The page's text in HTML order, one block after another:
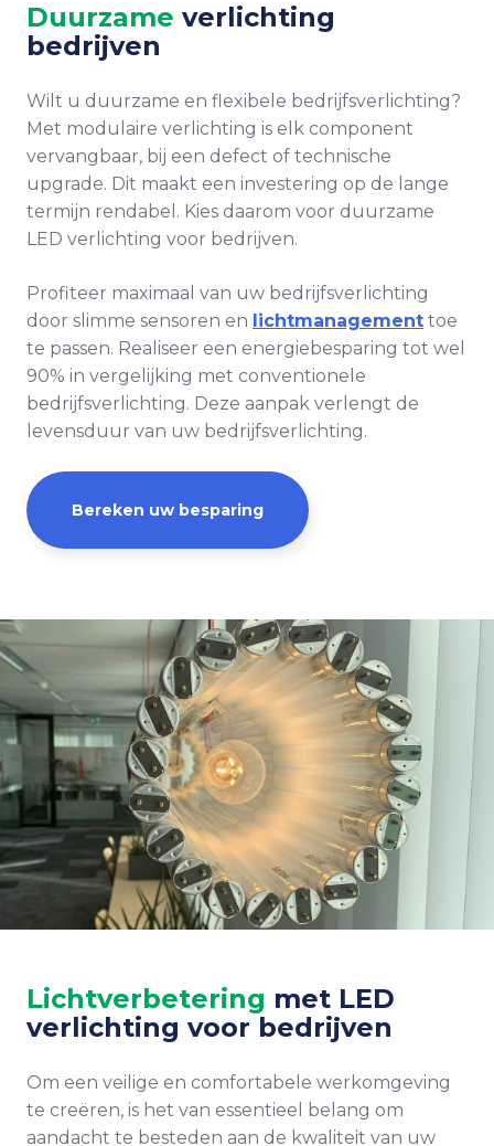
Duurzame verlichting
bedrijven
Wilt u duurzame en flexibele bedrijfsverlichting?
Met modulaire verlichting is elk component
vervangbaar, bij een defect of technische
upgrade. Dit maakt een investering op de lange
termijn rendabel. Kies daarom voor duurzame
LED verlichting voor bedrijven.
Profiteer maximaal van uw bedrijfsverlichting
door slimme sensoren en lichtmanagement toe
te passen. Realiseer een energiebesparing tot wel
90% in vergelijking met conventionele
bedrijfsverlichting. Deze aanpak verlengt de
levensduur van uw bedrijfsverlichting.
Bereken uw besparing
Lichtverbetering met LED
verlichting voor bedrijven
Om een veilige en comfortabele werkomgeving
te creëren, is het van essentieel belang om
aandacht te besteden aan de kwaliteit van uw